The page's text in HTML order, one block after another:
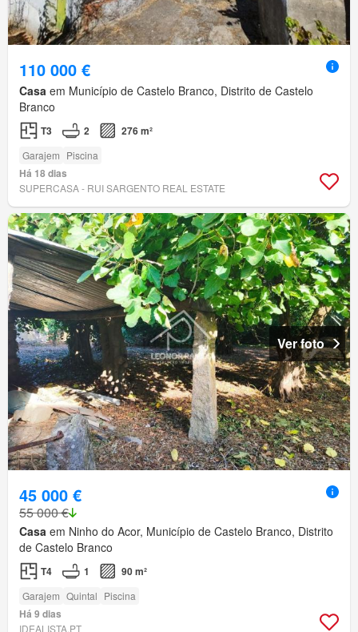
110 000 €
Casa em Município de Castelo Branco, Distrito de Castelo
Branco
T3 2 276 m²
Garajem Piscina
Há 18 dias
SUPERCASA - RUI SARGENTO REAL ESTATE
Ver foto
45 000 €
55 000 €
Casa em Ninho do Acor, Município de Castelo Branco, Distrito
de Castelo Branco
T4 1 90 m²
Garajem Quintal Piscina
Há 9 dias
IDEALISTA.PT